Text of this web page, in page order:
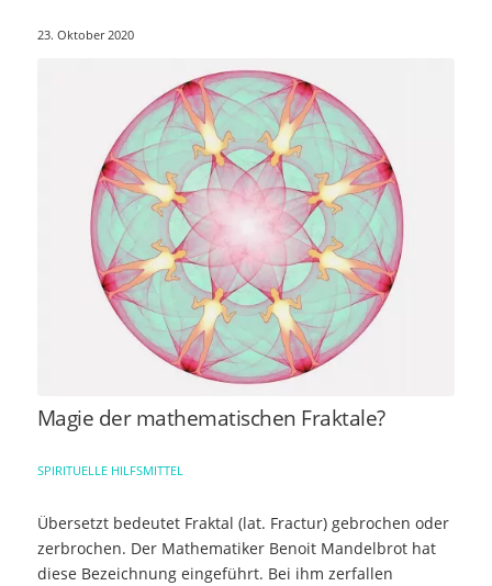
23. Oktober 2020
Magie der mathematischen Fraktale?
SPIRITUELLE HILFSMITTEL
Übersetzt bedeutet Fraktal (lat. Fractur) gebrochen oder
zerbrochen. Der Mathematiker Benoit Mandelbrot hat
diese Bezeichnung eingeführt. Bei ihm zerfallen